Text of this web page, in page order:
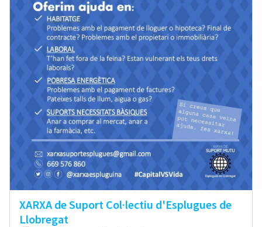
XARXA de Suport Col·lectiu d'Esplugues de
Llobregat